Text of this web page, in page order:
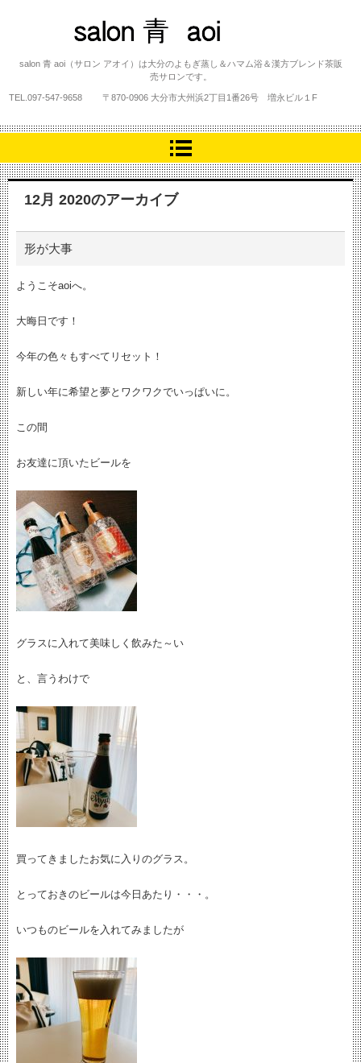
salon 青 aoi
salon 青 aoi（サロン アオイ）は大分のよもぎ蒸し＆ハマム浴＆漢方ブレンド茶販
売サロンです。
TEL. 097-547-9658 〒870-0906 大分市大州浜2丁目1番26号 増永ビル１F
12月 2020のアーカイブ
形が大事
ようこそaoiへ。
大晦日です！
今年の色々もすべてリセット！
新しい年に希望と夢とワクワクでいっぱいに。
この間
お友達に頂いたビールを
グラスに入れて美味しく飲みた～い
と、言うわけで
買ってきましたお気に入りのグラス。
とっておきのビールは今日あたり・・・。
いつものビールを入れてみましたが